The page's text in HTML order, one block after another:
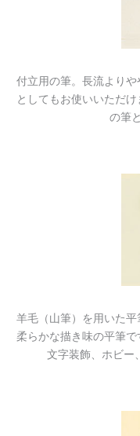
付立用の筆。長流より
としてもお使いいただ
の筆
羊毛（山筆）を用いた平
柔らかな描き味の平筆
文字装飾、ホビー